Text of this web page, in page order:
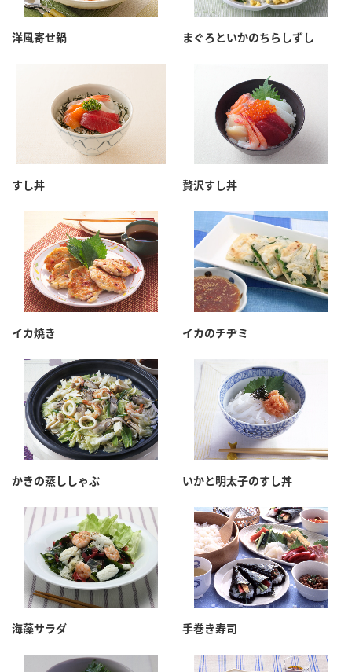
洋風寄せ鍋 まぐろといかのちらしずし
すし丼 贅沢すし丼
イカ焼き イカのチヂミ
かきの蒸ししゃぶ いかと明太子のすし丼
海藻サラダ 手巻き寿司